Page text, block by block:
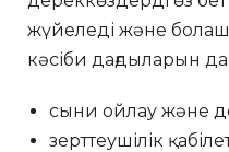
жүйеледі және
кәсіби дағдыларын
сыни ойлау және
зерттеушілік